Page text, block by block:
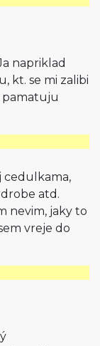
napriklad
kt. se mi zalibi
pamatuju
cedulkama,
atd.
nevim, jaky to
vreje do